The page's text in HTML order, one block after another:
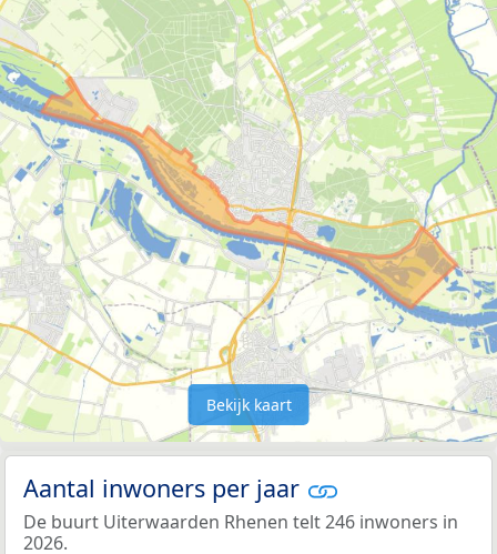
Bekijk kaart
Aantal inwoners per jaar
De buurt Uiterwaarden Rhenen telt 246 inwoners in
2026.